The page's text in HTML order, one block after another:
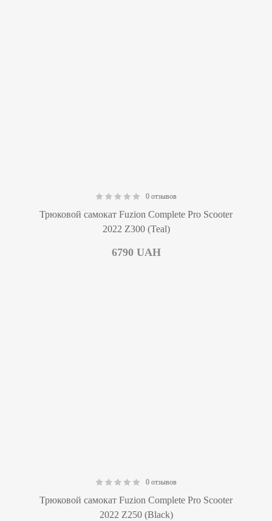
0 отзывов
Трюковой самокат Fuzion Complete Pro Scooter
2022 Z300 (Teal)
6790 UAH
0 отзывов
Трюковой самокат Fuzion Complete Pro Scooter
2022 Z250 (Black)